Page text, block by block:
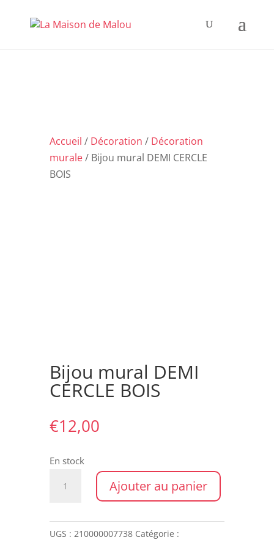
Accueil / Décoration / Décoration
murale/ Bijou mural DEMI CERCLE
BOIS
Bijou mural DEMI
CERCLE BOIS
€12,00
En stock
mural
Ajouter au panier
UGS : 210000007738 Catégorie :